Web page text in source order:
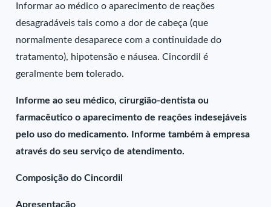
Informar ao médico o aparecimento de reações
desagradáveis tais como a dor de cabeça (que
normalmente desaparece com a continuidade do
tratamento), hipotensão e náusea. Cincordil é
geralmente bem tolerado.
Informe ao seu médico, cirurgião-dentista ou
farmacêutico o aparecimento de reações indesejáveis
pelo uso do medicamento. Informe também à empresa
através do seu serviço de atendimento.
Composição do Cincordil
Apresentação